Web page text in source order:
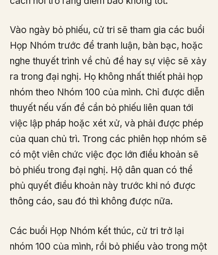
Vào ngày bỏ phiếu, cử tri sẽ tham gia các buổi
Họp Nhóm trước để tranh luận, bàn bạc, hoặc
nghe thuyết trình về chủ đề hay sự việc sẽ xảy
ra trong đại nghị. Họ không nhất thiết phải họp
nhóm theo Nhóm 100 của mình. Chỉ được diễn
thuyết nếu vấn đề cần bỏ phiếu liên quan tới
việc lập pháp hoặc xét xử, và phải được phép
của quan chủ trì. Trong các phiên họp nhóm sẽ
có một viên chức việc đọc lớn điều khoản sẽ
bỏ phiếu trong đại nghị. Hộ dân quan có thể
phủ quyết điều khoản này trước khi nó được
thông cáo, sau đó thì không được nữa.
Các buổi Họp Nhóm kết thúc, cử tri trở lại
nhóm 100 của mình, rồi bỏ phiếu vào trong một